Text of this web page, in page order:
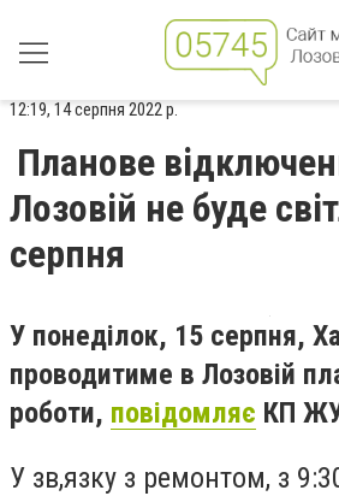
12:19, 14 серпня 2022 р.
Планове
Лозовій не буде
серпня
У понеділок, 15 серпня,
проводитиме в Лозовій
роботи, повідомляє КП
У зв,язку з ремонтом, з